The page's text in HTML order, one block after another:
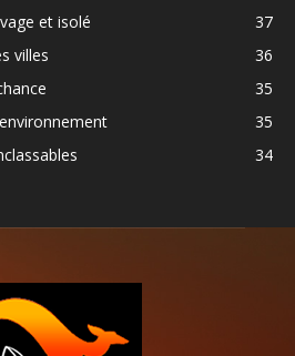
et isolé
37
villes
36
35
35
34